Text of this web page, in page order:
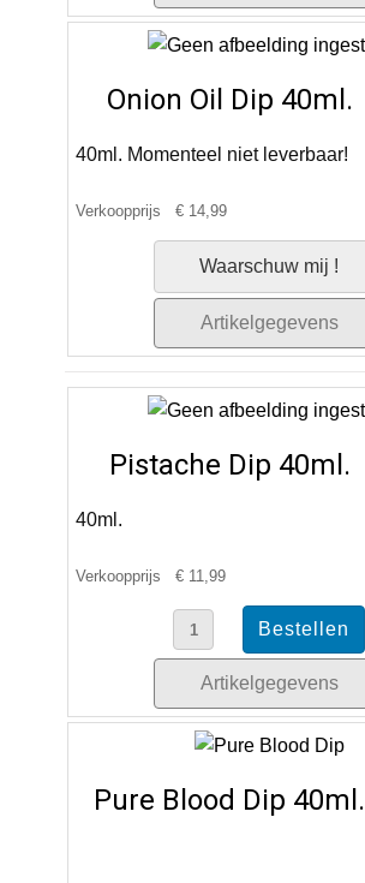
Onion Oil Dip 40ml.
40ml. Momenteel niet leverbaar!
Verkoopprijs € 14,99
Waarschuw mij !
Artikelgegevens
Pistache Dip 40ml.
40ml.
Verkoopprijs € 11,99
Artikelgegevens
Pure Blood Dip 40ml.